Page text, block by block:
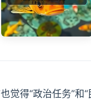
觉得“政治任务”和